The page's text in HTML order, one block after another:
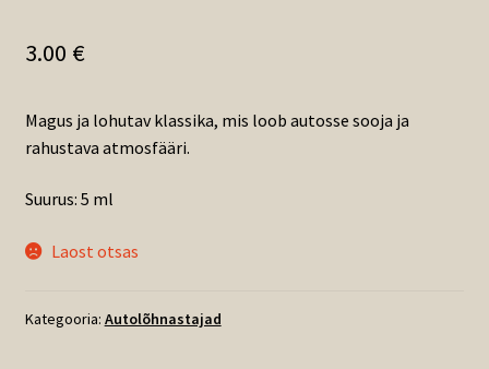
3.00 €
Magus ja lohutav klassika, mis loob autosse sooja ja
rahustava atmosfääri.
Suurus: 5 ml
Laost otsas
Kategooria: Autolõhnastajad